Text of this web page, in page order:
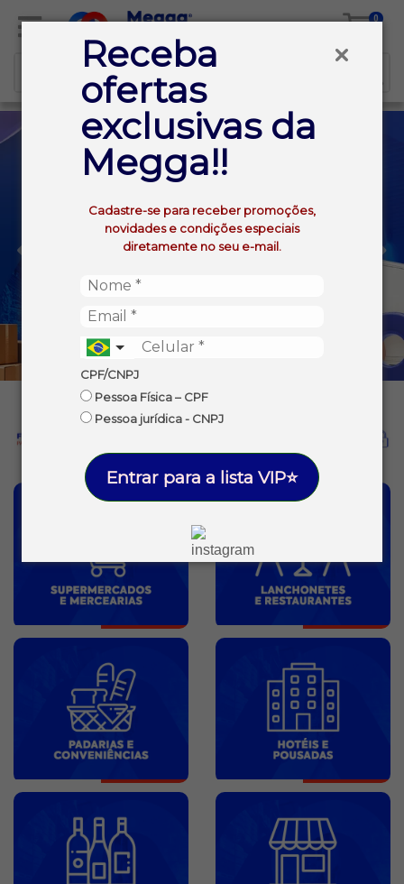
Receba
ofertas
exclusivas da
Megga!!
Cadastre-se para receber promoções,
novidades e condições especiais
diretamente no seu e-mail.
CPF/CNPJ
Pessoa Física – CPF
Pessoa jurídica - CNPJ
Entrar para a lista VIP⭐
0